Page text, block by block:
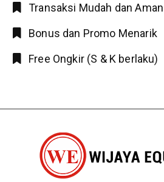
Transaksi Mudah dan Aman
Bonus dan Promo Menarik
Free Ongkir (S & K berlaku)